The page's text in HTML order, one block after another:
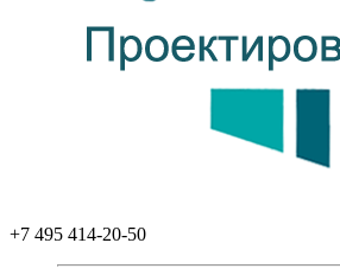
+7 495 414-20-50